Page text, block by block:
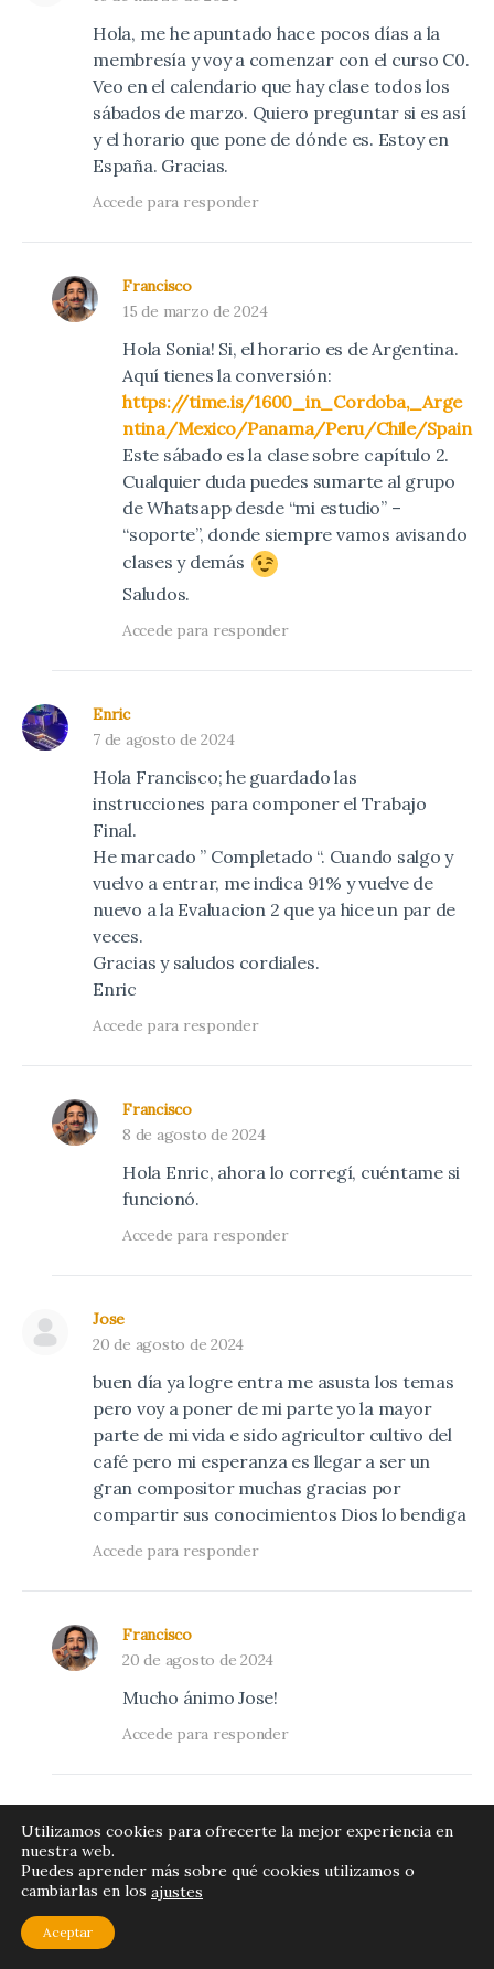
Hola, me he apuntado hace pocos días a la
membresía y voy a comenzar con el curso C0.
Veo en el calendario que hay clase todos los
sábados de marzo. Quiero preguntar si es así
y el horario que pone de dónde es. Estoy en
España. Gracias.
Accede para responder
Francisco
15 de marzo de 2024
Hola Sonia! Si, el horario es de Argentina.
Aquí tienes la conversión:
https://time.is/1600_in_Cordoba,_Arge
ntina/Mexico/Panama/Peru/Chile/Spain
Este sábado es la clase sobre capítulo 2.
Cualquier duda puedes sumarte al grupo
de Whatsapp desde “mi estudio” –
“soporte”, donde siempre vamos avisando
clases y demás
Saludos.
Accede para responder
Enric
7 de agosto de 2024
Hola Francisco; he guardado las
instrucciones para componer el Trabajo
Final.
He marcado ” Completado “. Cuando salgo y
vuelvo a entrar, me indica 91% y vuelve de
nuevo a la Evaluacion 2 que ya hice un par de
veces.
Gracias y saludos cordiales.
Enric
Accede para responder
Francisco
8 de agosto de 2024
Hola Enric, ahora lo corregí, cuéntame si
funcionó.
Accede para responder
Jose
20 de agosto de 2024
buen día ya logre entra me asusta los temas
pero voy a poner de mi parte yo la mayor
parte de mi vida e sido agricultor cultivo del
café pero mi esperanza es llegar a ser un
gran compositor muchas gracias por
compartir sus conocimientos Dios lo bendiga
Accede para responder
Francisco
20 de agosto de 2024
Mucho ánimo Jose!
Accede para responder
Políticas de Privacidad
Términos y Condiciones
Utilizamos cookies para ofrecerte la mejor experiencia en
nuestra web.
Puedes aprender más sobre qué cookies utilizamos o
cambiarlas en los ajustes
Aceptar